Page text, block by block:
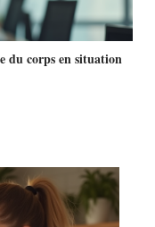
du corps en situation